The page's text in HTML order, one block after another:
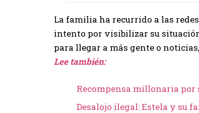
La familia ha recurrido a las
intento por visibilizar su
para llegar a más gente o
Lee también:
Recompensa millonaria por
Desalojo ilegal: Estela y su